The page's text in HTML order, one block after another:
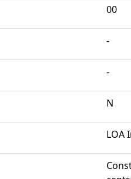
00
-
-
N
LOA